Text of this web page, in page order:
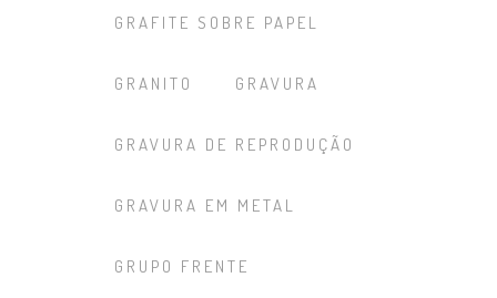
GRAFITE SOBRE PAPEL
GRANITO GRAVURA
GRAVURA DE REPRODUÇÃO
GRAVURA EM METAL
GRUPO FRENTE